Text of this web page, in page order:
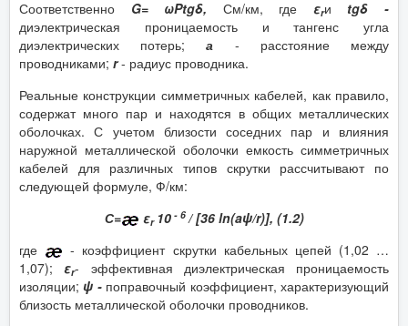
Соответственно G= ωΡtgδ, См/км, где εrи tgδ -
диэлектрическая проницаемость и тангенс угла
диэлектрических потерь;а - расстояние между
проводниками; r- радиус проводника.
Реальные конструкции симметричных кабелей, как правило,
содержат много пар и находятся в общих металлических
оболочках. С учетом близости соседних пар и влияния
наружной металлической оболочки емкость симметричных
кабелей для различных типов скрутки рассчитывают по
следующей формуле, Ф/км:
С=
εr 10- 6/ [36 ln(aψ/r)], (1.2)
где
- коэффициент скрутки кабельных цепей (1,02 …
1,07);εr- эффективная диэлектрическая проницаемость
изоляции;ψ - поправочный коэффициент, характеризующий
близость металлической оболочки проводников.